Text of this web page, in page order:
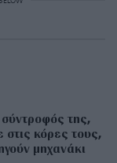
της,
κόρες τους,
μηχανάκι